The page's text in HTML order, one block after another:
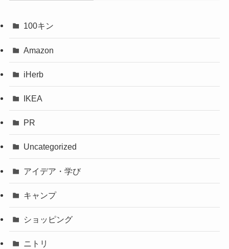
100キン
Amazon
iHerb
IKEA
PR
Uncategorized
アイデア・学び
キャンプ
ショッピング
ニトリ